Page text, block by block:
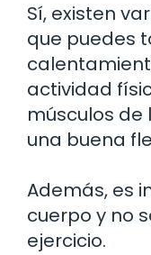
Sí, existen
que puedes
actividad
músculos
una buena
Además, es
cuerpo y no
ejercicio.